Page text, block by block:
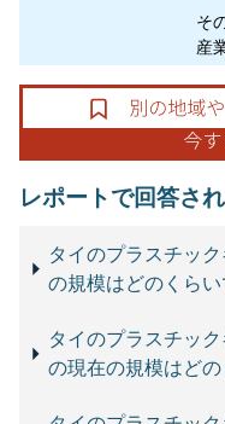
そ
産
レポートで回答さ
タイのプラスチッ
の規模はどのくらい
タイのプラスチッ
の現在の規模はど